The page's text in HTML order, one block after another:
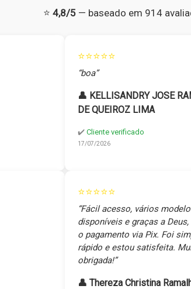
⭐ 4,8/5— baseado em 914
⭐⭐⭐⭐⭐
“boa”
👤 KELLISANDRY JOSE
DE QUEIROZ LIMA
✔️ Cliente verificado
17/07/2026
⭐⭐⭐⭐⭐
“Fácil acesso, vários
disponíveis e graças a
o pagamento via Pix. Foi
rápido e estou satisfeita.
obrigada!”
👤 Thereza Christina